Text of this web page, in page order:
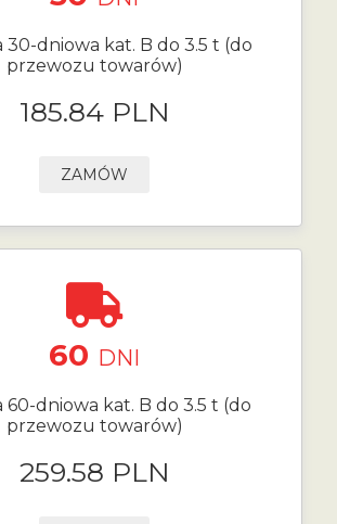
30-dniowa kat. B do 3.5 t (do
przewozu towarów)
185.84 PLN
ZAMÓW
60 DNI
60-dniowa kat. B do 3.5 t (do
przewozu towarów)
259.58 PLN